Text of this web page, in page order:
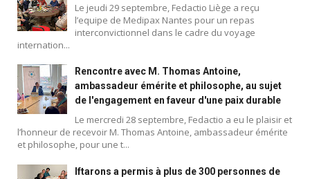
Le jeudi 29 septembre, Fedactio Liège a reçu
l’equipe de Medipax Nantes pour un repas
interconvictionnel dans le cadre du voyage
internation...
Rencontre avec M. Thomas Antoine,
ambassadeur émérite et philosophe, au sujet
de l'engagement en faveur d'une paix durable
Le mercredi 28 septembre, Fedactio a eu le plaisir et
l’honneur de recevoir M. Thomas Antoine, ambassadeur émérite
et philosophe, pour une t...
Iftarons a permis à plus de 300 personnes de